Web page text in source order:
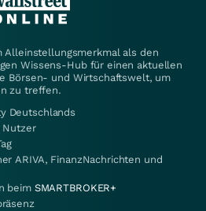
Alleinstellungsmerkmal als den
Wissens-Hub für einen aktuellen
Börsen- und Wirtschaftswelt, um
zu treffen.
Deutschlands
Nutzer
ARIVA, FinanzNachrichten und
beim SMARTBROKER+